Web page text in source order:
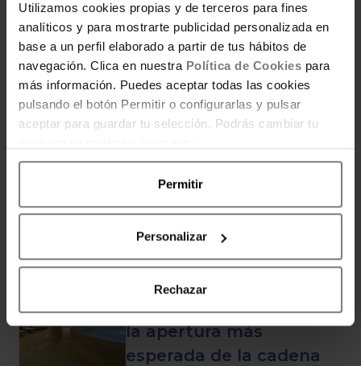
Utilizamos cookies propias y de terceros para fines
analíticos y para mostrarte publicidad personalizada en
base a un perfil elaborado a partir de tus hábitos de
navegación. Clica en nuestra Política de Cookies para
más información. Puedes aceptar todas las cookies
pulsando el botón Permitir o configurarlas y pulsar
aceptar para guardar tu selección. Podrás cambiar tu
Permitir
Personalizar
Rechazar
POR BELÉN CASTRO
Joven, estudiante, trabajadora y
apasionada de las compras, sobre todo
si son con descuentos, cupones,
muestras o pruébame gratis!!
ENTRADAS RELACIONADAS
Cinco estrellas, agua de
mar y programas
wellnes: así es Pontiana,
la apertura más
esperada de la cadena